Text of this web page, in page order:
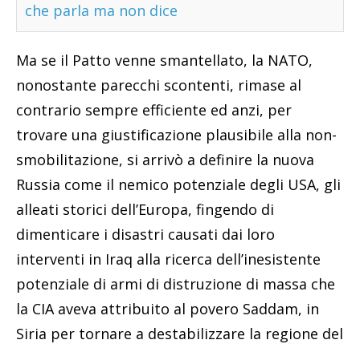
che parla ma non dice
Ma se il Patto venne smantellato, la NATO,
nonostante parecchi scontenti, rimase al
contrario sempre efficiente ed anzi, per
trovare una giustificazione plausibile alla non-
smobilitazione, si arrivò a definire la nuova
Russia come il nemico potenziale degli USA, gli
alleati storici dell’Europa, fingendo di
dimenticare i disastri causati dai loro
interventi in Iraq alla ricerca dell’inesistente
potenziale di armi di distruzione di massa che
la CIA aveva attribuito al povero Saddam, in
Siria per tornare a destabilizzare la regione del